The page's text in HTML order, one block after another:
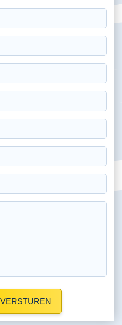
VERSTUREN